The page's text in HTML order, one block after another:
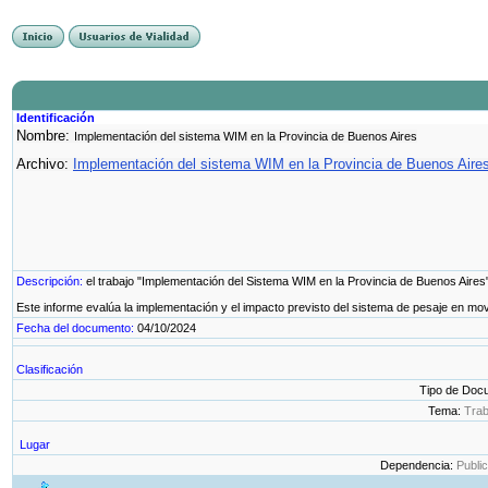
Identificación
Nombre: Implementación del sistema WIM en la Provincia de Buenos Aires
Archivo: Implementación del sistema WIM en la Provincia de Buenos
Descripción: el trabajo "Implementación del Sistema WIM en la Provincia de Buenos
Este informe evalúa la implementación y el impacto previsto del sistema de pesaje en
Fecha del documento: 04/10/2024
Clasificación
Tipo de
Tema:
Lugar
Dependencia: